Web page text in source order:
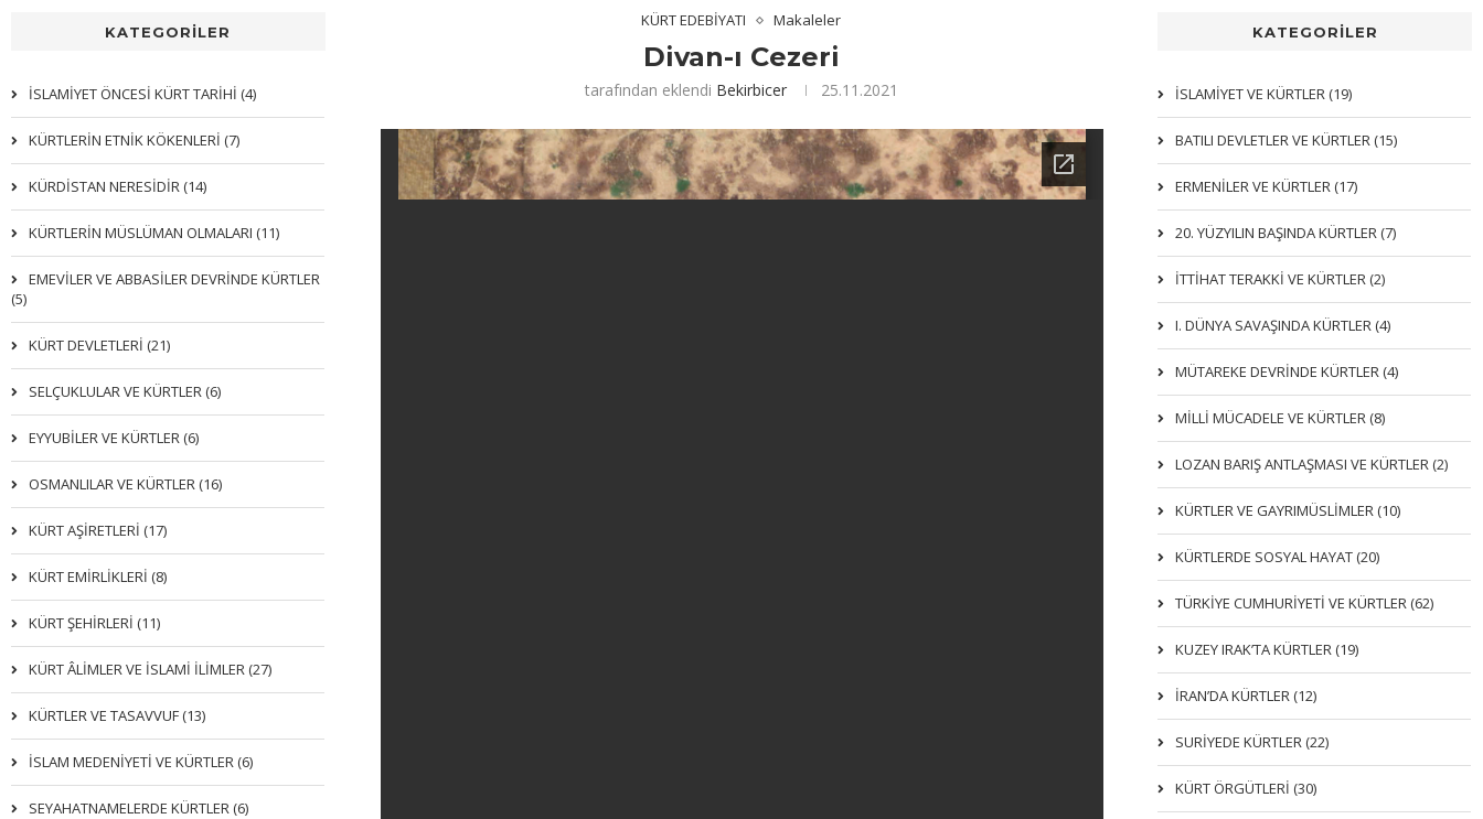
KÜRT EDEBİYATI Makaleler
Divan-ı Cezeri
tarafından eklendi Bekirbicer 25.11.2021
KATEGORİLER
İSLAMIYET VE KÜRTLER (19)
BATILI DEVLETLER VE KÜRTLER (15)
ERMENİLER VE KÜRTLER (17)
20. YÜZYILIN BAŞINDA KÜRTLER (7)
İTTIHAT TERAKKI VE KÜRTLER (2)
I. DÜNYA SAVAŞINDA KÜRTLER (4)
MÜTAREKE DEVRİNDE KÜRTLER (4)
MİLLİ MÜCADELE VE KÜRTLER (8)
LOZAN BARIŞ ANTLAŞMASI VE KÜRTLER (2)
KÜRTLER VE GAYRIMÜSLIMLER (10)
KÜRTLERDE SOSYAL HAYAT (20)
TÜRKİYE CUMHURİYETİ VE KÜRTLER (62)
KUZEY IRAK’TA KÜRTLER (19)
İRAN’DA KÜRTLER (12)
SURİYEDE KÜRTLER (22)
KÜRT ÖRGÜTLERİ (30)
KATEGORİLER
İSLAMİYET ÖNCESİ KÜRT TARİHİ (4)
KÜRTLERIN ETNIK KÖKENLERI (7)
KÜRDİSTAN NERESİDİR (14)
KÜRTLERİN MÜSLÜMAN OLMALARI (11)
EMEVİLER VE ABBASİLER DEVRİNDE KÜRTLER
(5)
KÜRT DEVLETLERİ (21)
SELÇUKLULAR VE KÜRTLER (6)
EYYUBİLER VE KÜRTLER (6)
OSMANLILAR VE KÜRTLER (16)
KÜRT AŞİRETLERİ (17)
KÜRT EMİRLİKLERİ (8)
KÜRT ŞEHİRLERİ (11)
KÜRT ÂLİMLER VE İSLAMİ İLİMLER (27)
KÜRTLER VE TASAVVUF (13)
İSLAM MEDENİYETİ VE KÜRTLER (6)
SEYAHATNAMELERDE KÜRTLER (6)